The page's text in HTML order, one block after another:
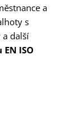
a
s
další
ISO